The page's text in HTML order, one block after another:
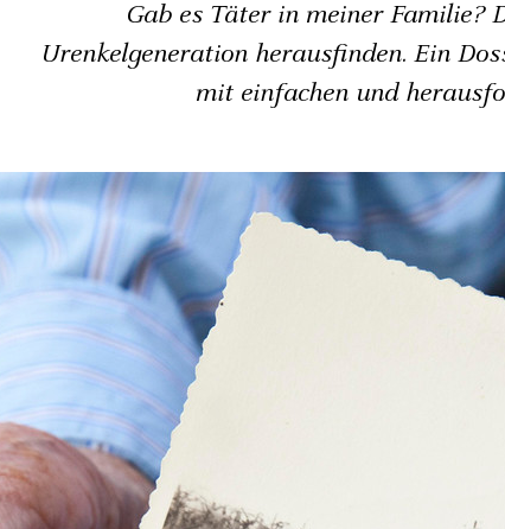
Gab es Täter in meiner Familie?
Urenkelgeneration herausfinden. Ein
mit einfachen und